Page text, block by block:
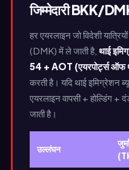
जिम्मेदारी BKK/
हर एयरलाइन जो विदेशी
(DMK) में ले जाती है, थाई
54 + AOT (एयरपोर्ट्स ऑफ
करती है। यदि थाई इमिग्रेशन
एयरलाइन वापसी + होल्डिंग +
जाती है।
उल्लंघन